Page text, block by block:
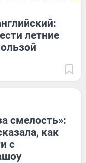
летние
смелость»:
как
с